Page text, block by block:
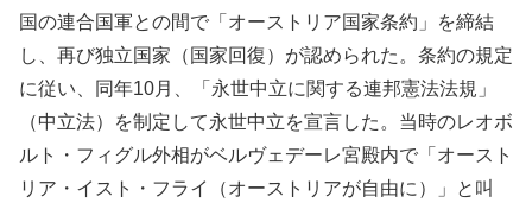
国の連合国軍との間で「オーストリア国家条約」を締結
し、再び独立国家（国家回復）が認められた。条約の規定
に従い、同年10月、「永世中立に関する連邦憲法法規」
（中立法）を制定して永世中立を宣言した。当時のレオボ
ルト・フィグル外相がベルヴェデーレ宮殿内で「オースト
リア・イスト・フライ（オーストリアが自由に）」と叫